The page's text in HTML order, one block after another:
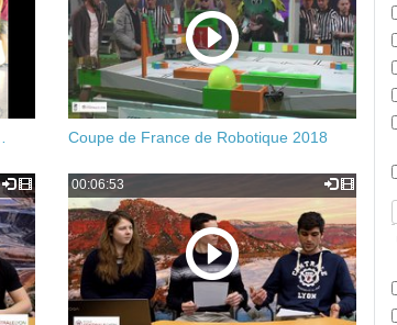
Coupe de France de Robotique 2018
00:06:53